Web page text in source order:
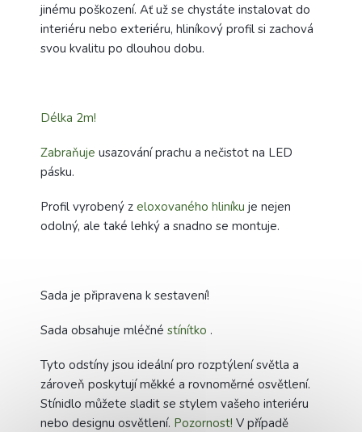
jinému poškození. Ať už se chystáte instalovat do
interiéru nebo exteriéru, hliníkový profil si zachová
svou kvalitu po dlouhou dobu.
Délka 2m!
Zabraňuje usazování prachu a nečistot na LED
pásku.
Profil vyrobený z eloxovaného hliníku je nejen
odolný, ale také lehký a snadno se montuje.
Sada je připravena k sestavení!
Sada obsahuje mléčné stínítko .
Tyto odstíny jsou ideální pro rozptýlení světla a
zároveň poskytují měkké a rovnoměrné osvětlení.
Stínidlo můžete sladit se stylem vašeho interiéru
nebo designu osvětlení. Pozornost! V případě